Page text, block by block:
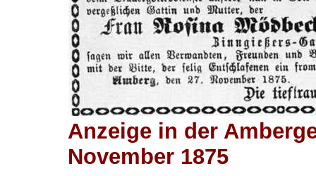
Anzeige in der
November 1875